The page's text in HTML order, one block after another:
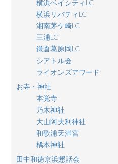
横浜ベイシティLC
横浜リバティLC
湘南茅ケ崎LC
三浦LC
鎌倉葛原岡LC
シアトル会
ライオンズアワード
お寺・神社
本覚寺
乃木神社
大山阿夫利神社
和歌浦天満宮
橘本神社
田中和徳京浜懇話会